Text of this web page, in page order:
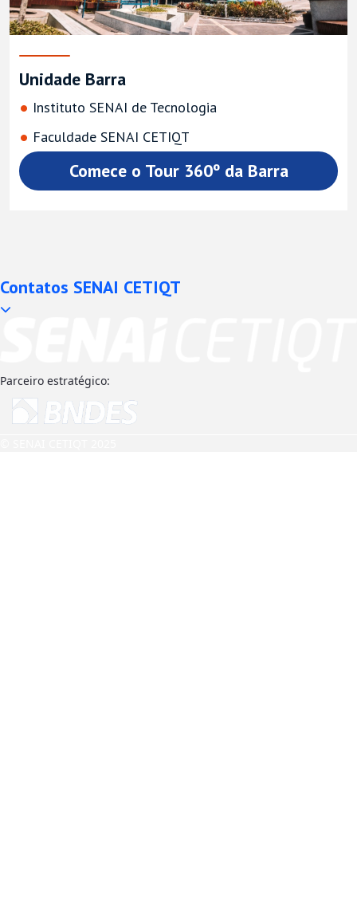
Unidade Barra
Instituto SENAI de Tecnologia
Faculdade SENAI CETIQT
Comece o Tour 360º da Barra
Contatos SENAI CETIQT
Parceiro estratégico: